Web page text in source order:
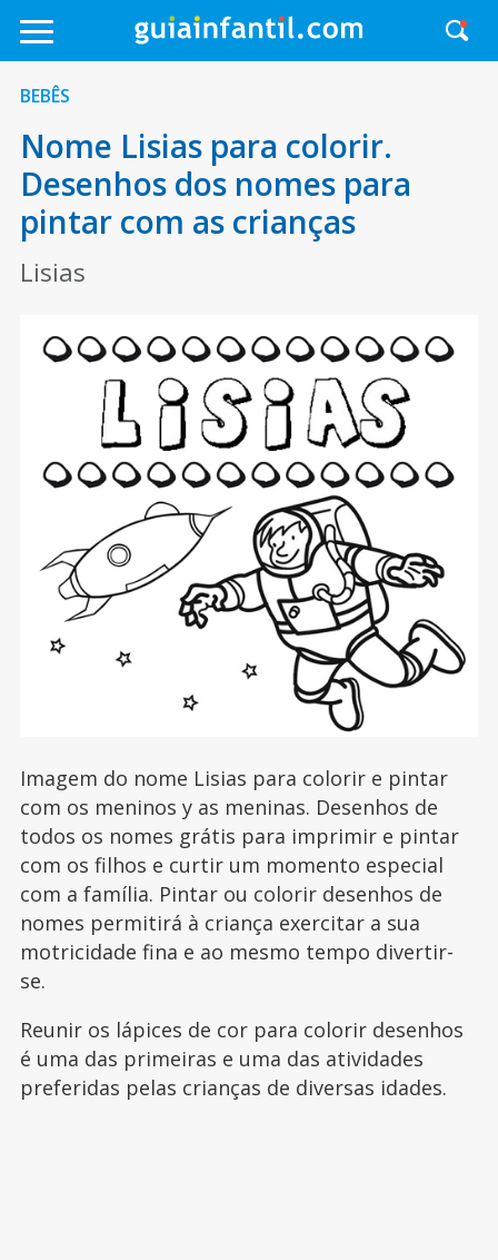
BEBÊS
Nome Lisias para colorir.
Desenhos dos nomes para
pintar com as crianças
Lisias
Imagem do nome Lisias para colorir e pintar
com os meninos y as meninas. Desenhos de
todos os nomes grátis para imprimir e pintar
com os filhos e curtir um momento especial
com a família. Pintar ou colorir desenhos de
nomes permitirá à criança exercitar a sua
motricidade fina e ao mesmo tempo divertir-
se.
Reunir os lápices de cor para colorir desenhos
é uma das primeiras e uma das atividades
preferidas pelas crianças de diversas idades.